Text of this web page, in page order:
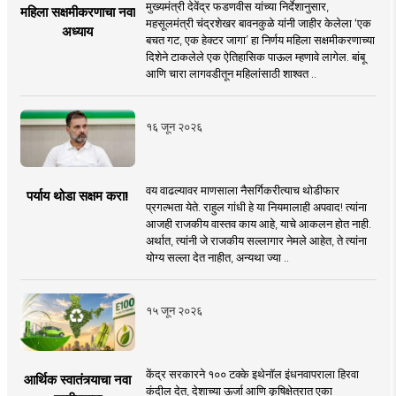
महिला सक्षमीकरणाचा नवा
अध्याय
मुख्यमंत्री देवेंद्र फडणवीस यांच्या निर्देशानुसार,
महसूलमंत्री चंद्रशेखर बावनकुळे यांनी जाहीर केलेला ‘एक
बचत गट, एक हेक्टर जागा’ हा निर्णय महिला सक्षमीकरणाच्या
दिशेने टाकलेले एक ऐतिहासिक पाऊल म्हणावे लागेल. बांबू
आणि चारा लागवडीतून महिलांसाठी शाश्वत ..
१६ जून २०२६
पर्याय थोडा सक्षम करा!
वय वाढल्यावर माणसाला नैसर्गिकरीत्याच थोडीफार
प्रगल्भता येते. राहुल गांधी हे या नियमालाही अपवाद! त्यांना
आजही राजकीय वास्तव काय आहे, याचे आकलन होत नाही.
अर्थात, त्यांनी जे राजकीय सल्लागार नेमले आहेत, ते त्यांना
योग्य सल्ला देत नाहीत, अन्यथा ज्या ..
१५ जून २०२६
आर्थिक स्वातंत्र्याचा नवा
केंद्र सरकारने १०० टक्के इथेनॉल इंधनवापराला हिरवा
कंदील देत, देशाच्या ऊर्जा आणि कृषिक्षेत्रात एका